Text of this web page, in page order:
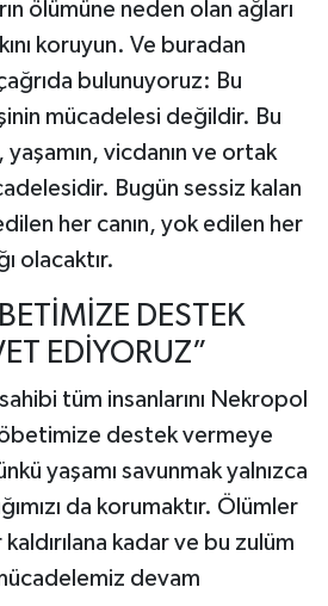
ölümüne neden olan ağları
koruyun. Ve buradan
bulunuyoruz: Bu
mücadelesi değildir. Bu
vicdanın ve ortak
Bugün sessiz kalan
her canın, yok edilen her
olacaktır.
DESTEK
EDİYORUZ”
tüm insanlarını Nekropol
destek vermeye
yaşamı savunmak yalnızca
da korumaktır. Ölümler
kadar ve bu zulüm
devam